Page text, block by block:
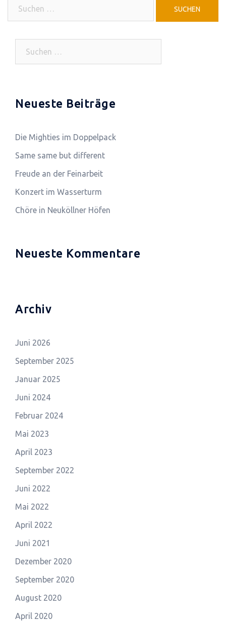
Neueste Beiträge
Die Mighties im Doppelpack
Same same but different
Freude an der Feinarbeit
Konzert im Wasserturm
Chöre in Neuköllner Höfen
Neueste Kommentare
Archiv
Juni 2026
September 2025
Januar 2025
Juni 2024
Februar 2024
Mai 2023
April 2023
September 2022
Juni 2022
Mai 2022
April 2022
Juni 2021
Dezember 2020
September 2020
August 2020
April 2020